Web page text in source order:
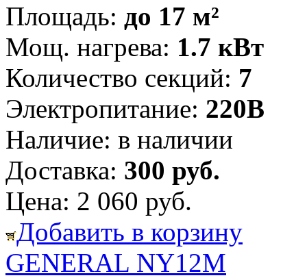
Площадь: до 17 м²
Мощ. нагрева: 1.7 кВт
Количество секций: 7
Электропитание: 220В
Наличие: в наличии
Доставка: 300 руб.
Цена: 2 060 руб.
Добавить в корзину
GENERAL NY12М